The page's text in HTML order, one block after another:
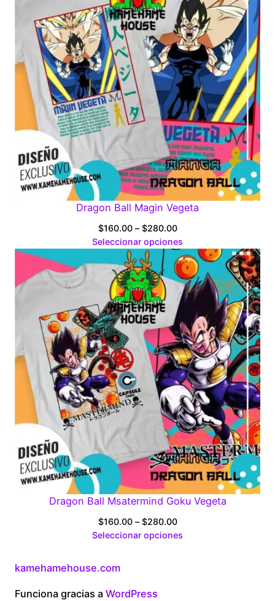
Dragon Ball Magin Vegeta
$160.00 – $280.00Price
range:
$160.00
through
$280.00
Seleccionar opciones
Dragon Ball Msatermind Goku Vegeta
$160.00 – $280.00Price
range:
Seleccionar opciones
kamehamehouse.com
Funciona gracias a WordPress